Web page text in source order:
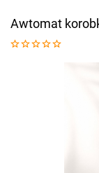
Awtomat